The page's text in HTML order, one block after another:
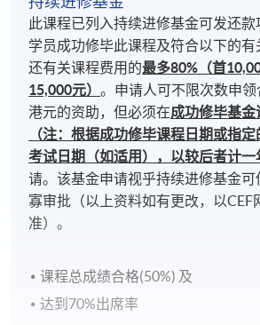
此课程已列入持续进修基金可发还
学员成功修毕此课程及符合以下的有
还有关课程费用的最多80%（首
15,000元）。申请人可不限次数申
港元的资助，但必须在成功修毕基
（注：根据成功修毕课程日期或指
考试日期（如适用），以较后者计一
请。该基金申请视乎持续进修基金可
寡审批（以上资料如有更改，以CEF
准）。
课程总成绩合格(50%) 及
达到70%出席率